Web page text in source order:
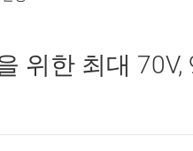
광학 디스크 드라이버
위한 최대